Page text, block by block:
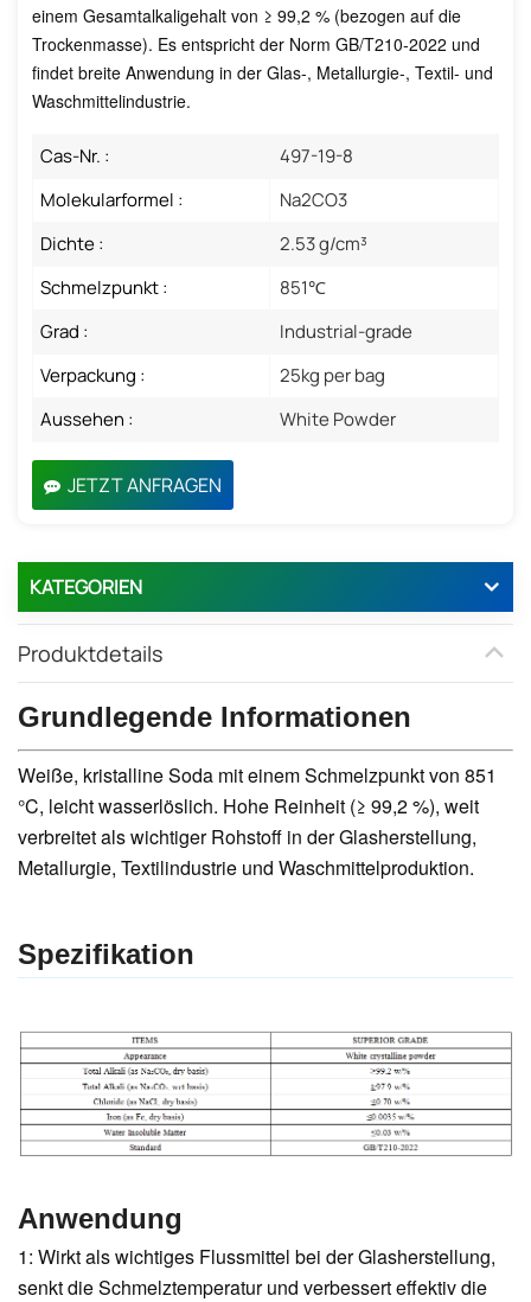
einem Gesamtalkaligehalt von ≥ 99,2 % (bezogen auf die
Trockenmasse). Es entspricht der Norm GB/T210-2022 und
findet breite Anwendung in der Glas-, Metallurgie-, Textil- und
Waschmittelindustrie.
Cas-Nr. :
497-19-8
Molekularformel :
Na2CO3
Dichte :
2.53 g/cm³
Schmelzpunkt :
851℃
Grad :
Industrial-grade
Verpackung :
25kg per bag
Aussehen :
White Powder
JETZT ANFRAGEN
KATEGORIEN
Produktdetails
Grundlegende Informationen
Weiße, kristalline Soda mit einem Schmelzpunkt von 851
°C, leicht wasserlöslich. Hohe Reinheit (≥ 99,2 %), weit
verbreitet als wichtiger Rohstoff in der Glasherstellung,
Metallurgie, Textilindustrie und Waschmittelproduktion.
Spezifikation
Anwendung
1: Wirkt als wichtiges Flussmittel bei der Glasherstellung,
senkt die Schmelztemperatur und verbessert effektiv die